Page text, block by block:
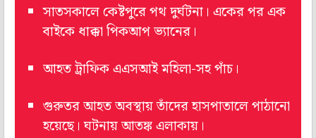
সাতসকালে কেষ্টপুরে পথ দুর্ঘটনা। একের পর এক
বাইকে ধাক্কা পিকআপ ভ্যানের।
আহত ট্রাফিক এএসআই মহিলা-সহ পাঁচ।
গুরুতর আহত অবস্থায় তাঁদের হাসপাতালে পাঠানো
হয়েছে। ঘটনায় আতঙ্ক এলাকায়।